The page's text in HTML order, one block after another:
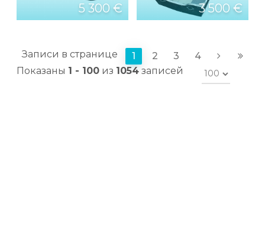
5 300 € 3 500 €
1 2 3
4
Показаны 1 - 100 из 1054 записей
Записи в странице